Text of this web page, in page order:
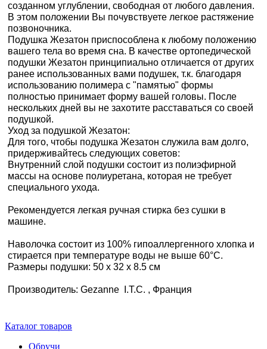
созданном углублении, свободная от любого давления.
В этом положении Вы почувствуете легкое растяжение
позвоночника.
Подушка Жезатон приспособлена к любому положению
вашего тела во время сна. В качестве ортопедической
подушки Жезатон принципиально отличается от других
ранее использованных вами подушек, т.к. благодаря
использованию полимера с "памятью" формы
полностью принимает форму вашей головы. После
нескольких дней вы не захотите расставаться со своей
подушкой.
Уход за подушкой Жезатон:
Для того, чтобы подушка Жезатон служила вам долго,
придерживайтесь следующих советов:
Внутренний слой подушки состоит из полиэфирной
массы на основе полиуретана, которая не требует
специального ухода.
Рекомендуется легкая ручная стирка без сушки в
машине.
Наволочка состоит из 100% гипоаллергенного хлопка и
стирается при температуре воды не выше 60°С.
Размеры подушки: 50 x 32 x 8.5 см
Производитель: Gezanne I.T.C. , Франция
Каталог товаров
Обручи